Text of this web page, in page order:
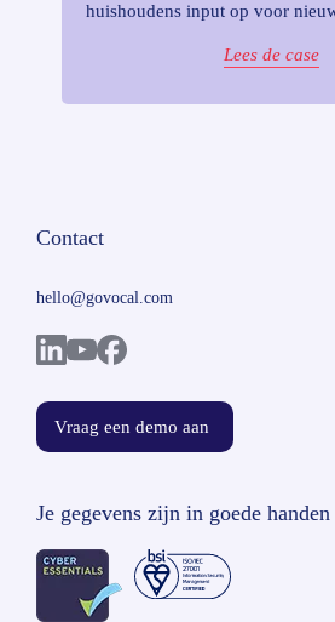
huishoudens input op voor
Lees de case
Contact
hello@govocal.com
Vraag een demo aan
Je gegevens zijn in goede handen